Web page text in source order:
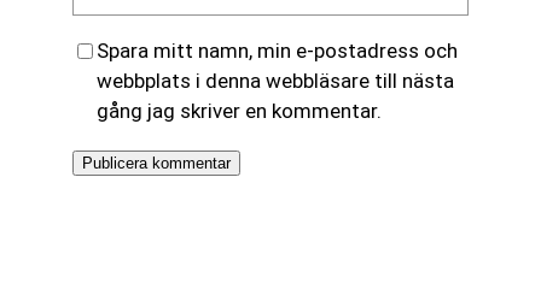
Spara mitt namn, min e-postadress och
webbplats i denna webbläsare till nästa
gång jag skriver en kommentar.